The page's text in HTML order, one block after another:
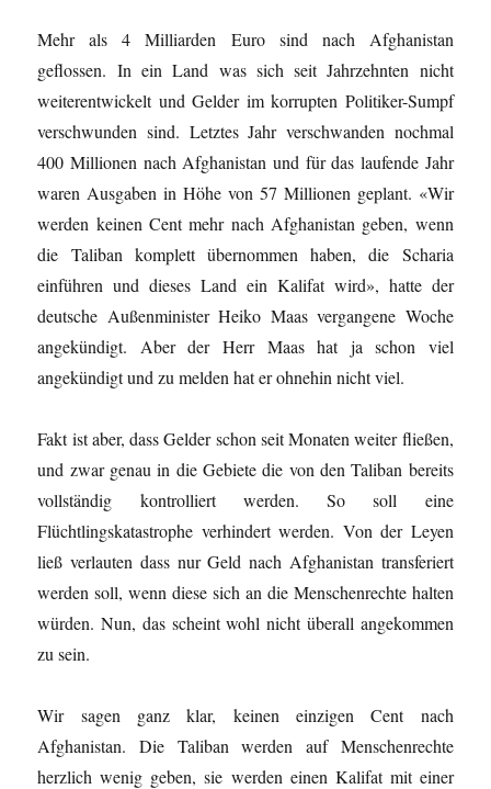
Mehr als 4 Milliarden Euro sind nach Afghanistan
geflossen. In ein Land was sich seit Jahrzehnten nicht
weiterentwickelt und Gelder im korrupten Politiker-Sumpf
verschwunden sind. Letztes Jahr verschwanden nochmal
400 Millionen nach Afghanistan und für das laufende Jahr
waren Ausgaben in Höhe von 57 Millionen geplant. «Wir
werden keinen Cent mehr nach Afghanistan geben, wenn
die Taliban komplett übernommen haben, die Scharia
einführen und dieses Land ein Kalifat wird», hatte der
deutsche Außenminister Heiko Maas vergangene Woche
angekündigt. Aber der Herr Maas hat ja schon viel
angekündigt und zu melden hat er ohnehin nicht viel.
Fakt ist aber, dass Gelder schon seit Monaten weiter fließen,
und zwar genau in die Gebiete die von den Taliban bereits
vollständig kontrolliert werden. So soll eine
Flüchtlingskatastrophe verhindert werden. Von der Leyen
ließ verlauten dass nur Geld nach Afghanistan transferiert
werden soll, wenn diese sich an die Menschenrechte halten
würden. Nun, das scheint wohl nicht überall angekommen
zu sein.
Wir sagen ganz klar, keinen einzigen Cent nach
Afghanistan. Die Taliban werden auf Menschenrechte
herzlich wenig geben, sie werden einen Kalifat mit einer